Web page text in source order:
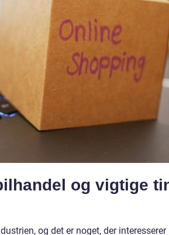
og vigtige
og det er noget, der interesserer